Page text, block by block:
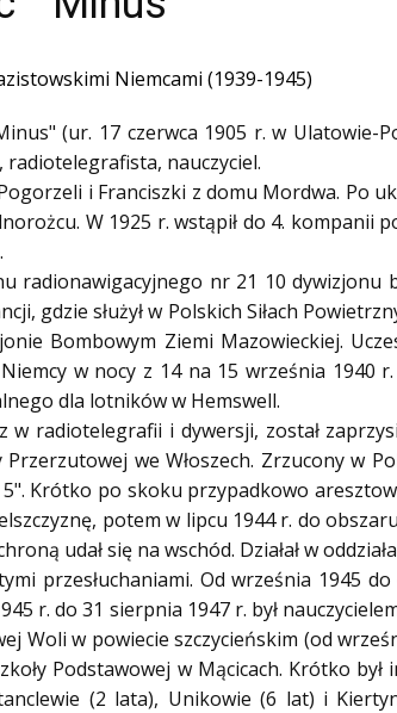
Niemcami (1939-1945)
(ur. 17 czerwca 1905 r. w Ulatowie-
nauczyciel.
i Franciszki z domu Mordwa. Po
W 1925 r. wstąpił do 4. kompanii
radionawigacyjnego nr 21 10 dywizjonu
gdzie służył w Polskich Siłach
Bombowym Ziemi Mazowieckiej.
w nocy z 14 na 15 września 1940 r.
dla lotników w Hemswell.
radiotelegrafii i dywersji, został
we Włoszech. Zrzucony w
Krótko po skoku przypadkowo
potem w lipcu 1944 r. do
udał się na wschód. Działał w
przesłuchaniami. Od września 1945
r. do 31 sierpnia 1947 r. był
Woli w powiecie szczycieńskim (od
Podstawowej w Mącicach. Krótko
(2 lata), Unikowie (6 lat) i